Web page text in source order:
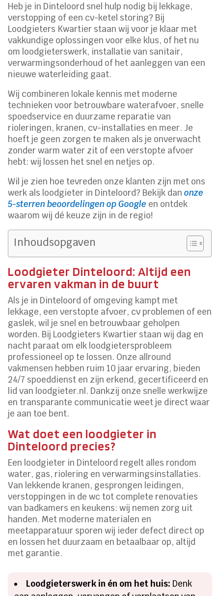
Heb je in Dinteloord snel hulp nodig bij lekkage,
verstopping of een cv-ketel storing? Bij
Loodgieters Kwartier staan wij voor je klaar met
vakkundige oplossingen voor elke klus, of het nu
om loodgieterswerk, installatie van sanitair,
verwarmingsonderhoud of het aanleggen van een
nieuwe waterleiding gaat.
Wij combineren lokale kennis met moderne
technieken voor betrouwbare waterafvoer, snelle
spoedservice en duurzame reparatie van
rioleringen, kranen, cv-installaties en meer. Je
hoeft je geen zorgen te maken als je onverwacht
zonder warm water zit of een verstopte afvoer
hebt: wij lossen het snel en netjes op.
Wil je zien hoe tevreden onze klanten zijn met ons
werk als loodgieter in Dinteloord? Bekijk danonze
5-sterren beoordelingen op Google en ontdek
waarom wij dé keuze zijn in de regio!
Inhoudsopgaven
Loodgieter Dinteloord: Altijd een
ervaren vakman in de buurt
Als je in Dinteloord of omgeving kampt met
lekkage, een verstopte afvoer, cv problemen of een
gaslek, wil je snel en betrouwbaar geholpen
worden. Bij Loodgieters Kwartier staan wij dag en
nacht paraat om elk loodgietersprobleem
professioneel op te lossen. Onze allround
vakmensen hebben ruim 10 jaar ervaring, bieden
24/7 spoeddienst en zijn erkend, gecertificeerd en
lid van loodgieter.nl. Dankzij onze snelle werkwijze
en transparante communicatie weet je direct waar
je aan toe bent.
Wat doet een loodgieter in
Dinteloord precies?
Een loodgieter in Dinteloord regelt alles rondom
water, gas, riolering en verwarmingsinstallaties.
Van lekkende kranen, gesprongen leidingen,
verstoppingen in de wc tot complete renovaties
van badkamers en keukens: wij nemen zorg uit
handen. Met moderne materialen en
meetapparatuur sporen wij ieder defect direct op
en lossen het duurzaam en betaalbaar op, altijd
met garantie.
Loodgieterswerk in én om het huis: Denk